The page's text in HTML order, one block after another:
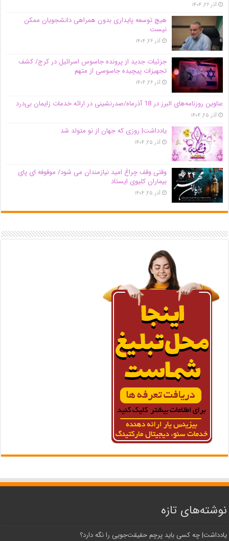
آذر ۲۶, ۱۴۰۴
هیچ توسعه پایداری بدون همراهی دانشجویان ممکن
نیست
آذر ۲۶, ۱۴۰۴
جزئیات جدید از پرونده جاسوس اسرائیل در کرج/‌ کشف
تجهیزات پیچیده جاسوسی از متهم
آذر ۲۶, ۱۴۰۴
عناوین روزنامه‌های البرز در ‌18 آذرماه/صدرنشینی در ارائه خدمات زایمان بی‌درد
آذر ۲۵, ۱۴۰۴
یادداشت| روزی که جهان از نو متولد شد
آذر ۲۵, ۱۴۰۴
وقتی وقف چراغ امید نیازمندان می شود/ موقوفه ای پای
بیماران کلیوی ایستاد
آذر ۲۵, ۱۴۰۴
نوشته‌های تازه
یادداشت| ‌چه کسی باید پرچم حقیقت‌جویی را نگه دارد؟